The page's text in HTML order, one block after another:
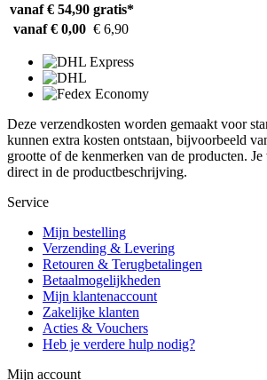
vanaf € 54,90 gratis*
vanaf € 0,00 € 6,90
Deze verzendkosten worden gemaakt voor
kunnen extra kosten ontstaan, bijvoorbeeld
grootte of de kenmerken van de producten.
direct in de productbeschrijving.
Service
Mijn bestelling
Verzending & Levering
Retouren & Terugbetalingen
Betaalmogelijkheden
Mijn klantenaccount
Zakelijke klanten
Acties & Vouchers
Heb je verdere hulp nodig?
Mijn account